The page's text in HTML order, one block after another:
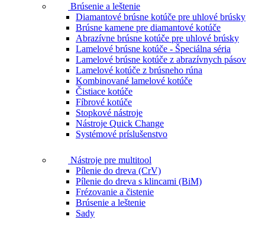
Brúsenie a leštenie
Diamantové brúsne kotúče pre uhlové brúsky
Brúsne kamene pre diamantové kotúče
Abrazívne brúsne kotúče pre uhlové brúsky
Lamelové brúsne kotúče - Špeciálna séria
Lamelové brúsne kotúče z abrazívnych pásov
Lamelové kotúče z brúsneho rúna
Kombinované lamelové kotúče
Čistiace kotúče
Fíbrové kotúče
Stopkové nástroje
Nástroje Quick Change
Systémové príslušenstvo
Nástroje pre multitool
Pílenie do dreva (CrV)
Pílenie do dreva s klincami (BiM)
Frézovanie a čistenie
Brúsenie a leštenie
Sady